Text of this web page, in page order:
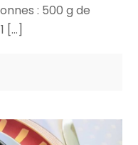
: 500 g de
[…]